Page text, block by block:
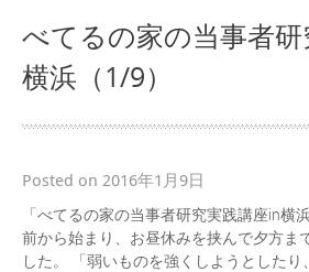
べてるの家の当事者
横浜（1/9）
Posted on 2016年1月9日
「べてるの家の当事者研究実践講座in横
前から始まり、お昼休みを挟んで夕方ま
した。 「弱いものを強くしようとしたり